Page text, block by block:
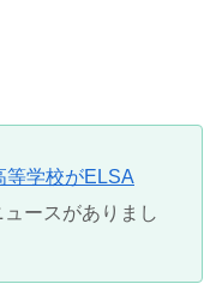
等学校がELSA
ュースがありまし